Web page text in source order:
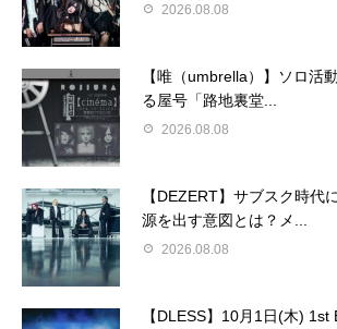
2026.08.08
【唯（umbrella）】ソロ活
る屋号「路地裏堂...
2026.08.08
【DEZERT】サブスク時代
源を出す意図とは？メ...
2026.08.08
【DLESS】10月1日(木) 1st